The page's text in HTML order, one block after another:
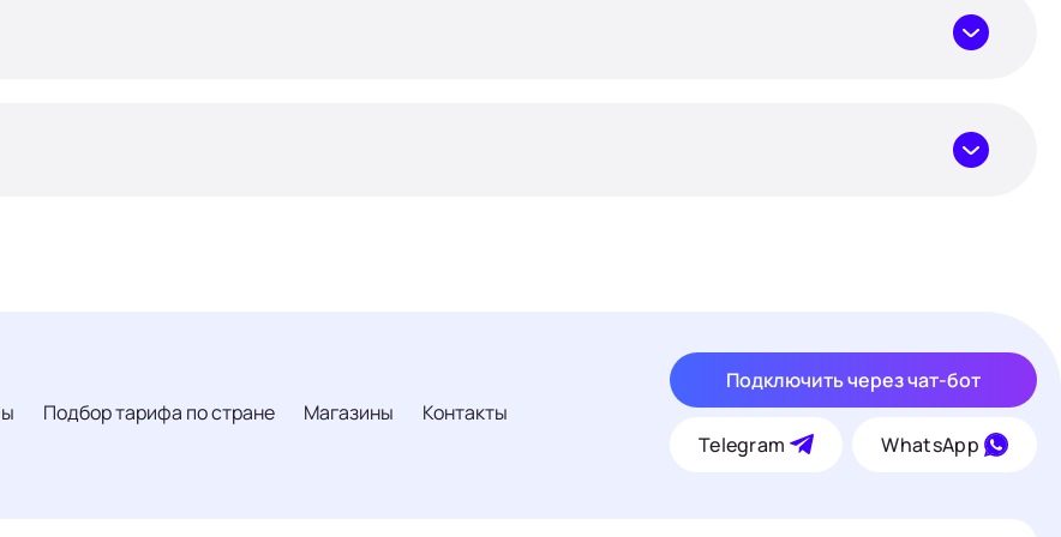
Подбор тарифа по стране Магазины Контакты
Подключить через чат-бот
Telegram WhatsApp